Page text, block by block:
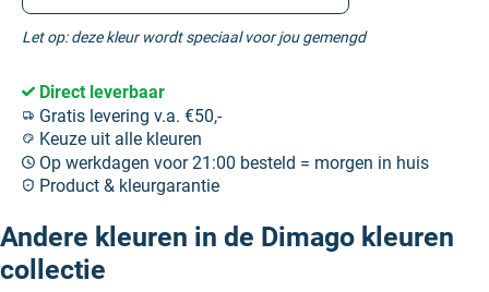
Let op: deze kleur wordt speciaal voor jou gemengd
Direct leverbaar
Gratis levering v.a. €50,-
Keuze uit alle kleuren
Op werkdagen voor 21:00 besteld = morgen in huis
Product & kleurgarantie
Andere kleuren in de Dimago kleuren
collectie